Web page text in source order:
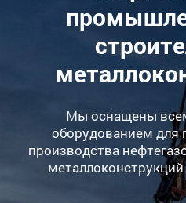
Мы оснащены
оборудованием для
производства